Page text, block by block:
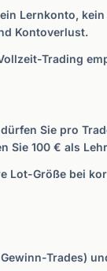
Lernkonto,
Kontoverlust.
Trading
Sie pro
Sie 100 € als
Lot-Größe bei
Trades)